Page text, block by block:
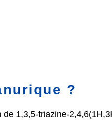
?
1,3,5-triazine-